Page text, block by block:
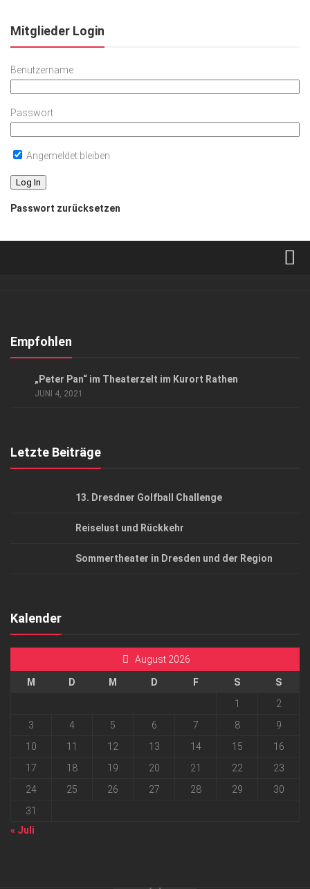
Mitglieder Login
Benutzername
Passwort
Angemeldet bleiben
Passwort zurücksetzen
Kontakt, Impressum
Empfohlen
„Peter Pan“ im Theaterzelt im Kurort Rathen
JUNI 4, 2021
Letzte Beiträge
13. Dresdner Golfball Challenge
Reiselust und Rückkehr
Sommertheater in Dresden und der Region
Kalender
August 2026
M D M D F S
S
1
2
3
4 5 6 7 8
9
10
11 12 13 14 15
16
17
18 19 20 21 22
23
24
25 26 27 28 29
30
31
« Juli